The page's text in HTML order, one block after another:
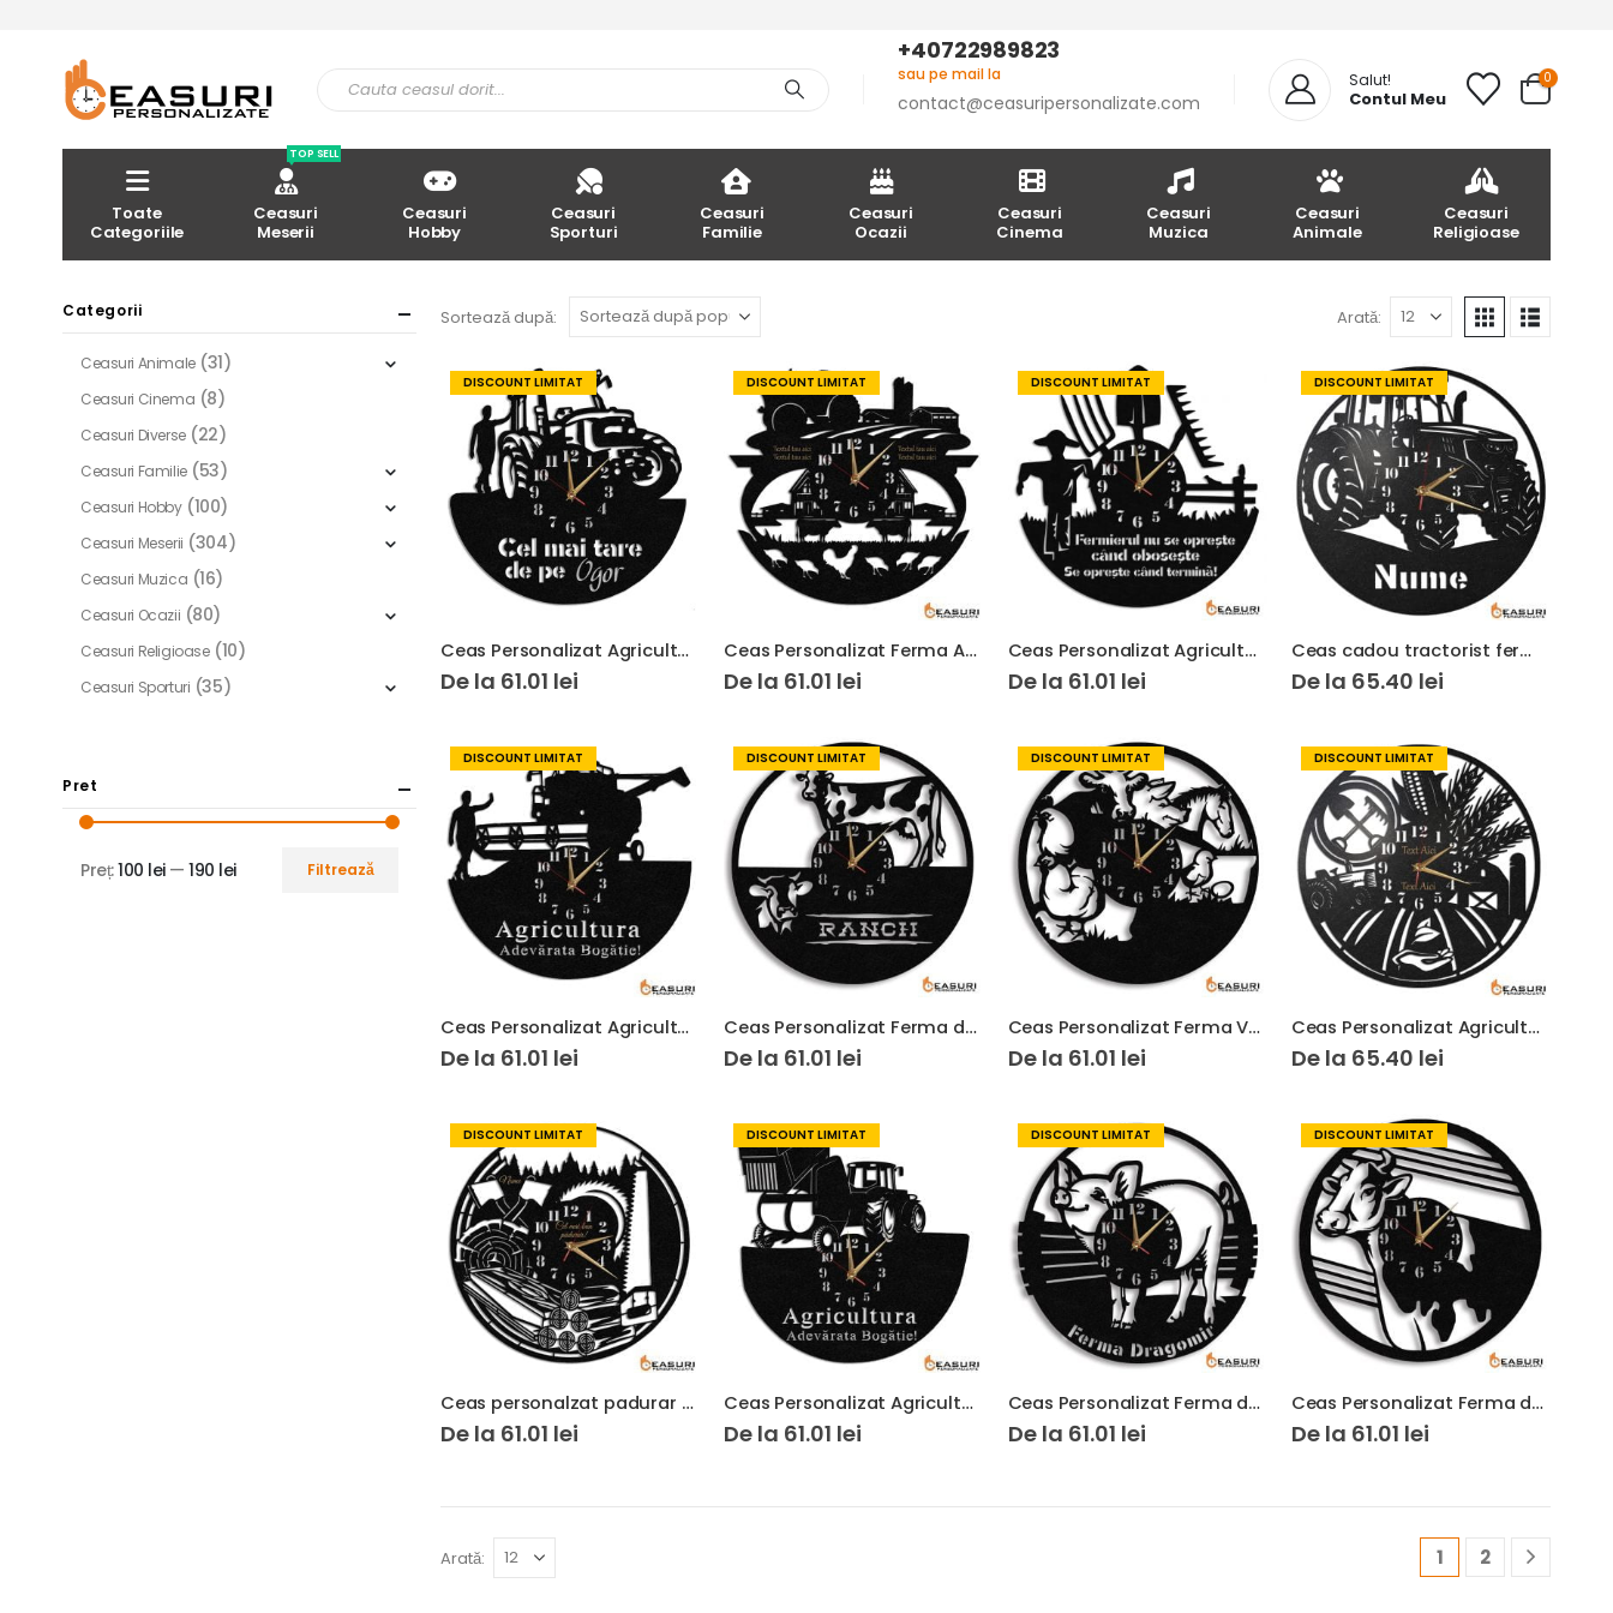
+40722989823
sau pe mail la
contact@ceasuripersonalizate.com
Salut!
Contul Meu
0
Toate
Categoriile
Ceasuri
Meserii
TOP SELL
Ceasuri
Hobby
Ceasuri
Sporturi
Ceasuri
Familie
Ceasuri
Ocazii
Ceasuri
Cinema
Ceasuri
Muzica
Ceasuri
Animale
Ceasuri
Religioase
Sortează după: Arată:
DISCOUNT LIMITAT
Ceas Personalizat Agricultor Tractor 01
De la 61.01 lei
DISCOUNT LIMITAT
Ceas Personalizat Ferma Agricola si Animale Tractor 03
De la 61.01 lei
DISCOUNT LIMITAT
Ceas Personalizat Agricultura Fermier 01
De la 61.01 lei
DISCOUNT LIMITAT
Ceas cadou tractorist fermier cu nume
De la 65.40 lei
DISCOUNT LIMITAT
Ceas Personalizat Agricultura Combina Agricola 01
De la 61.01 lei
DISCOUNT LIMITAT
Ceas Personalizat Ferma de Vaci 01
De la 61.01 lei
DISCOUNT LIMITAT
Ceas Personalizat Ferma Vaci Cai Pui
De la 61.01 lei
DISCOUNT LIMITAT
Ceas Personalizat Agricultura Inginer Agronom
De la 65.40 lei
DISCOUNT LIMITAT
Ceas personalzat padurar silvicultor 01
De la 61.01 lei
DISCOUNT LIMITAT
Ceas Personalizat Agricultura Balotiera
De la 61.01 lei
DISCOUNT LIMITAT
Ceas Personalizat Ferma de Porci 01
De la 61.01 lei
DISCOUNT LIMITAT
Ceas Personalizat Ferma de Vaci 02
De la 61.01 lei
Arată: 1 2
Categorii
Ceasuri Animale (31)
Ceasuri Cinema (8)
Ceasuri Diverse (22)
Ceasuri Familie (53)
Ceasuri Hobby (100)
Ceasuri Meserii (304)
Ceasuri Muzica (16)
Ceasuri Ocazii (80)
Ceasuri Religioase (10)
Ceasuri Sporturi (35)
Pret
Filtrează
Preț:100 lei—190 lei